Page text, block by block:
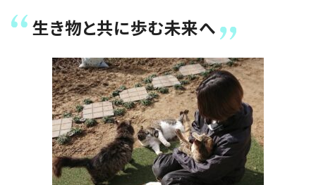
生き物と共に歩む未来へ